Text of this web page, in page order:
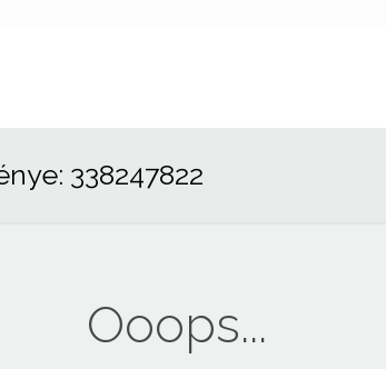
338247822
Ooops...